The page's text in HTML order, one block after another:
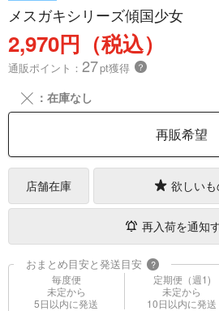
メスガキシリーズ傾国少女
2,970円（税込）
通販ポイント： 27pt獲得 ？
╳ ：在庫なし
再販希望
店舗在庫 欲しい
再入荷を通知
おまとめ目安と発送目安 ?
毎度便
未定から
5日以内に発送
定期便（週1)
未定から
10日以内に発送